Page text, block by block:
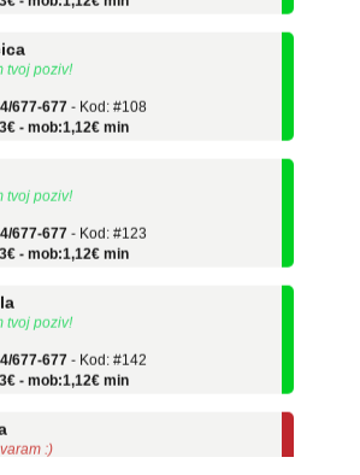
tvoj poziv!
677-677
- mob:1,12€ min
tvoj poziv!
677-677
- mob:1,12€ min
tvoj poziv!
677-677
- mob:1,12€ min
:)
677-677